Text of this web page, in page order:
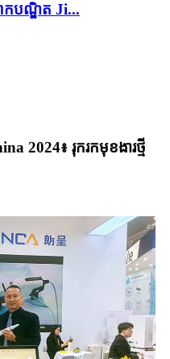
កបណ្ឌិត Ji...
2024៖ រុករកមុខងារថ្មី